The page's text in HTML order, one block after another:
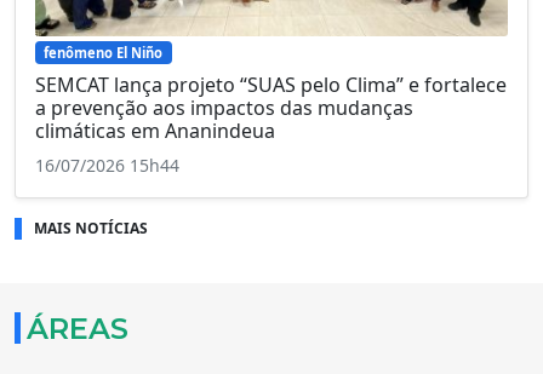
fenômeno El Niño
SEMCAT lança projeto “SUAS pelo Clima” e fortalece
a prevenção aos impactos das mudanças
climáticas em Ananindeua
16/07/2026 15h44
MAIS NOTÍCIAS
ÁREAS